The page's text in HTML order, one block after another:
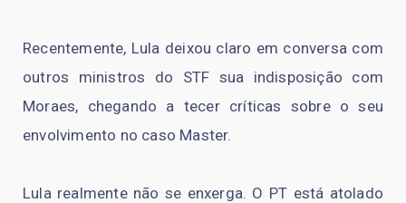
Recentemente, Lula deixou claro em conversa com
outros ministros do STF sua indisposição com
Moraes, chegando a tecer críticas sobre o seu
envolvimento no caso Master.
Lula realmente não se enxerga. O PT está atolado